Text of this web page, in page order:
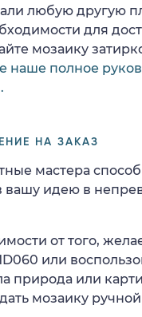
любую другую
для
мозаику
наше полное
НА ЗАКАЗ
мастера
вашу идею в
от того,
или
природа или
мозаику